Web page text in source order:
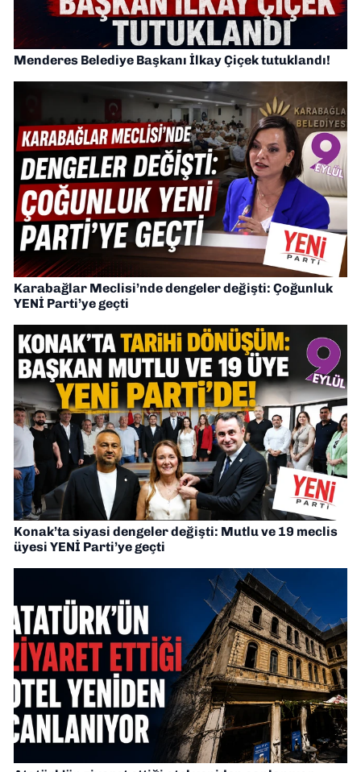
Menderes Belediye Başkanı İlkay Çiçek tutuklandı!
Karabağlar Meclisi’nde dengeler değişti: Çoğunluk
YENİ Parti’ye geçti
Konak’ta siyasi dengeler değişti: Mutlu ve 19 meclis
üyesi YENİ Parti’ye geçti